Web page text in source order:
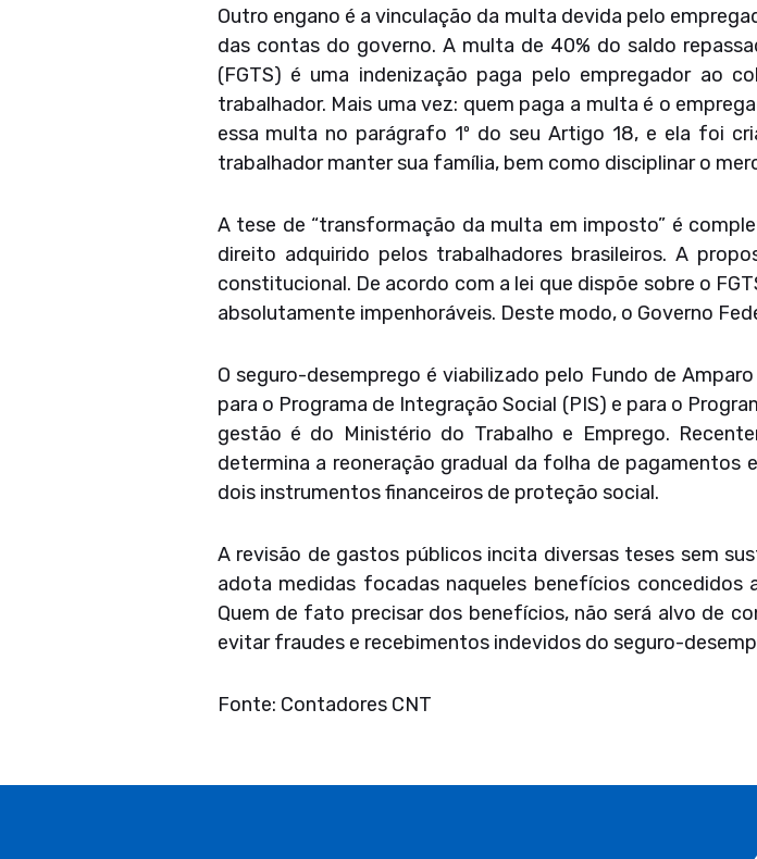
Outro engano é a vinculação da multa devida pelo
das contas do governo. A multa de 40% do saldo
(FGTS) é uma indenização paga pelo empregador ao
trabalhador. Mais uma vez: quem paga a multa é o
essa multa no parágrafo 1º do seu Artigo 18, e ela foi
trabalhador manter sua família, bem como disciplinar o
A tese de “transformação da multa em imposto” é
direito adquirido pelos trabalhadores brasileiros. A
constitucional. De acordo com a lei que dispõe sobre o
absolutamente impenhoráveis. Deste modo, o Governo
O seguro-desemprego é viabilizado pelo Fundo de
para o Programa de Integração Social (PIS) e para o
gestão é do Ministério do Trabalho e Emprego.
determina a reoneração gradual da folha de pagamentos
dois instrumentos financeiros de proteção social.
A revisão de gastos públicos incita diversas teses sem
adota medidas focadas naqueles benefícios
Quem de fato precisar dos benefícios, não será alvo de
evitar fraudes e recebimentos indevidos do seguro-
Fonte: Contadores CNT